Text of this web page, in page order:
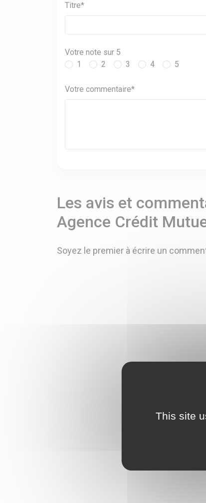
Titre*
Votre note sur 5
1
2 3 4 5
Votre commentaire*
Les avis et
Agence Crédit
Soyez le premier à écrire un
This site